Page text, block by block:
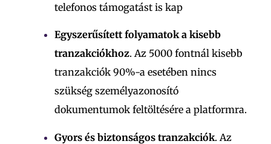
telefonos támogatást is kap
Egyszerűsített folyamatok a kisebb
tranzakciókhoz. Az 5000 fontnál kisebb
tranzakciók 90%-a esetében nincs
szükség személyazonosító
dokumentumok feltöltésére a platformra.
Gyors és biztonságos tranzakciók. Az